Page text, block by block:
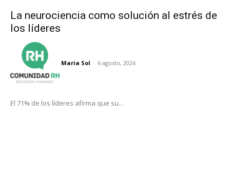
La neurociencia como solución al estrés de
los líderes
Maria Sol - 6 agosto, 2026
El 71% de los líderes afirma que su...